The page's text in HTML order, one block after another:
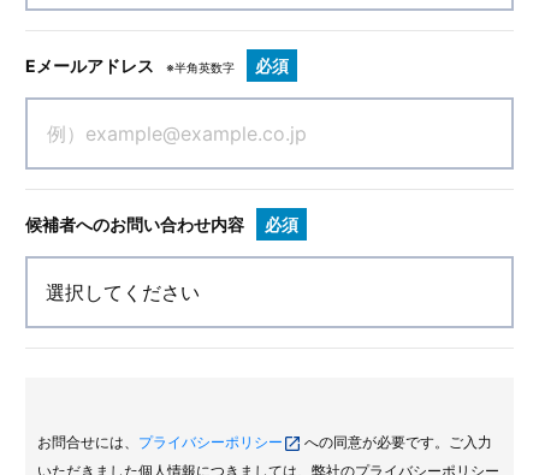
Eメールアドレス ※半角英数字 必須
候補者へのお問い合わせ内容 必須
お問合せには、 プライバシーポリシー
への同意が必要です。ご入力
いただきました個人情報につきましては、弊社のプライバシーポリシー